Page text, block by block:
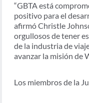
“GBTA está
positivo para el
afirmó Christle
orgullosos de tener
de la industria de
avanzar la misión de
Los miembros de la